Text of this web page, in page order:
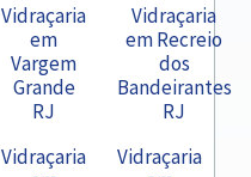
Vidraçaria
em
Vargem
Grande
RJ
Vidraçaria
em Recreio
dos
Bandeirantes
RJ
Vidraçaria
Vidraçaria